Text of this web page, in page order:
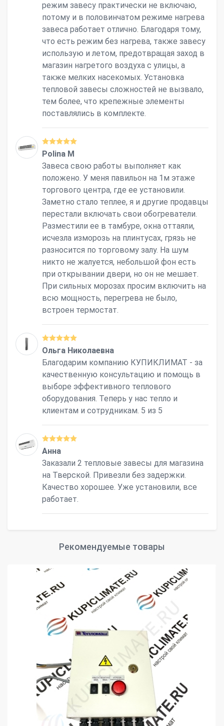
режим завесу практически не включаю,
потому и в половинчатом режиме нагрева
завеса работает отлично. Благодаря тому,
что есть режим без нагрева, также завесу
использую и летом, предотвращая заход в
магазин нагретого воздуха с улицы, а
также мелких насекомых. Установка
тепловой завесы сложностей не вызвало,
тем более, что крепежные элементы
поставлялись в комплекте.
Polina M
Завеса свою работы выполняет как
положено. У меня павильон на 1м этаже
торгового центра, где ее установили.
Заметно стало теплее, я и другие продавцы
перестали включать свои обогреватели.
Разместили ее в тамбуре, окна оттаяли,
исчезла изморозь на плинтусах, грязь не
разносится по торговому залу. На шум
никто не жалуется, небольшой фон есть
при открывании двери, но он не мешает.
При сильных морозах просим включить на
всю мощность, перегрева не было,
встроен термостат.
Ольга Николаевна
Благодарим компанию КУПИКЛИМАТ - за
качественную консультацию и помощь в
выборе эффективного теплового
оборудования. Теперь у нас тепло и
клиентам и сотрудникам. 5 из 5
Анна
Заказали 2 тепловые завесы для магазина
на Тверской. Привезли без задержки.
Качество хорошее. Уже установили, все
работает.
Рекомендуемые товары